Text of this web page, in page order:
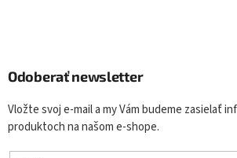
Odoberať newsletter
Vložte svoj e-mail a my Vám budeme zasielať
produktoch na našom e-shope.